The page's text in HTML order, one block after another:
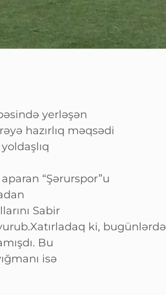
yerləşən
hazırlıq məqsədi
“Şərurspor”u
Sabir
ki, bugünlərdə
Bu
isə